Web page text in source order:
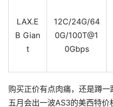
LAX.E
B Gian
t
12C/24G/64
0G/100T@1
0Gbps
购买正价有点肉痛，还是蹲
五月会出一波AS3的美西特